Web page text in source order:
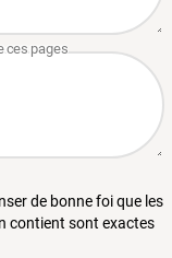
de bonne foi que les
contient sont exactes